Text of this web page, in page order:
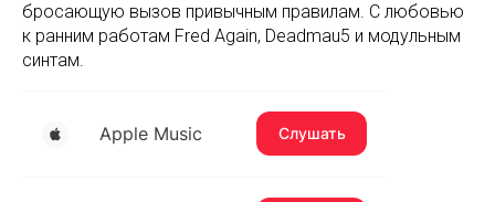
бросающую вызов привычным правилам. С любовью
к ранним работам Fred Again, Deadmau5 и модульным
синтам.